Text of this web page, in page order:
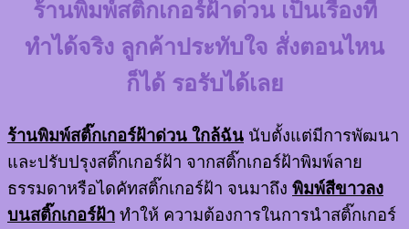
ร้านพิมพ์สติ๊กเกอร์ฝ้าด่วน เป็นเรื่องที่
ทำได้จริง ลูกค้าประทับใจ สั่งตอนไหน
ก็ได้ รอรับได้เลย
ร้านพิมพ์สติ๊กเกอร์ฝ้าด่วน ใกล้ฉัน นับตั้งแต่มีการพัฒนา
และปรับปรุงสติ๊กเกอร์ฝ้า จากสติ๊กเกอร์ฝ้าพิมพ์ลาย
ธรรมดาหรือไดคัทสติ๊กเกอร์ฝ้า จนมาถึง พิมพ์สีขาวลง
บนสติ๊กเกอร์ฝ้า ทำให้ ความต้องการในการนำสติ๊กเกอร์